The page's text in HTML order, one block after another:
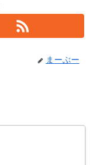
まーぶー